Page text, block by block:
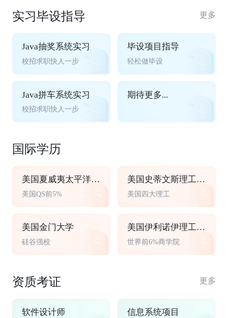
实习毕设指导 更多
Java抽奖系统实习
校招求职快人一步
毕设项目指导
轻松做毕设
Java拼车系统实习
校招求职快人一步
期待更多...
国际学历
美国夏威夷太平洋大学
美国QS前5%
美国史蒂文斯理工学院
美国四大理工
美国金门大学
硅谷强校
美国伊利诺伊理工大学
世界前6%商学院
资质考证 更多
软件设计师 信息系统项目